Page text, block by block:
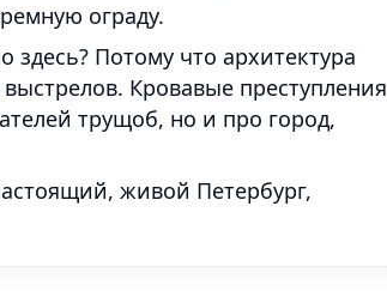
ограду.
Потому что архитектура
Кровавые преступления
трущоб, но и про город,
живой Петербург,